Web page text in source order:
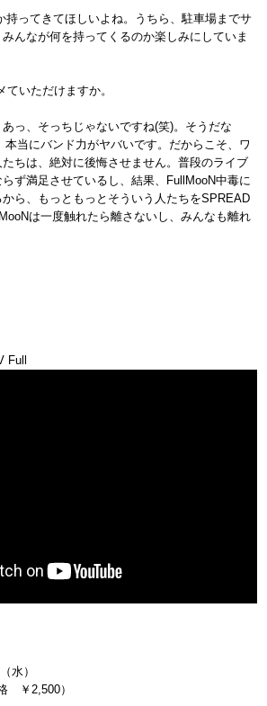
持ってきてほしいよね。うちら、駐車場までサ
んなが何を持ってくるのか楽しみにしていま
いただけますか。
っ、そっちじゃないですね(笑)。そうだな
当にバンド力がヤバいです。だからこそ、ワ
ちは、絶対に後悔させません。普段のライブ
ず満足させているし、結果、FullMooN中毒に
ら、もっともっとそういう人たちをSPREAD
は一度触れたら離さないし、みんなも離れ
Full
水）
￥2,500）